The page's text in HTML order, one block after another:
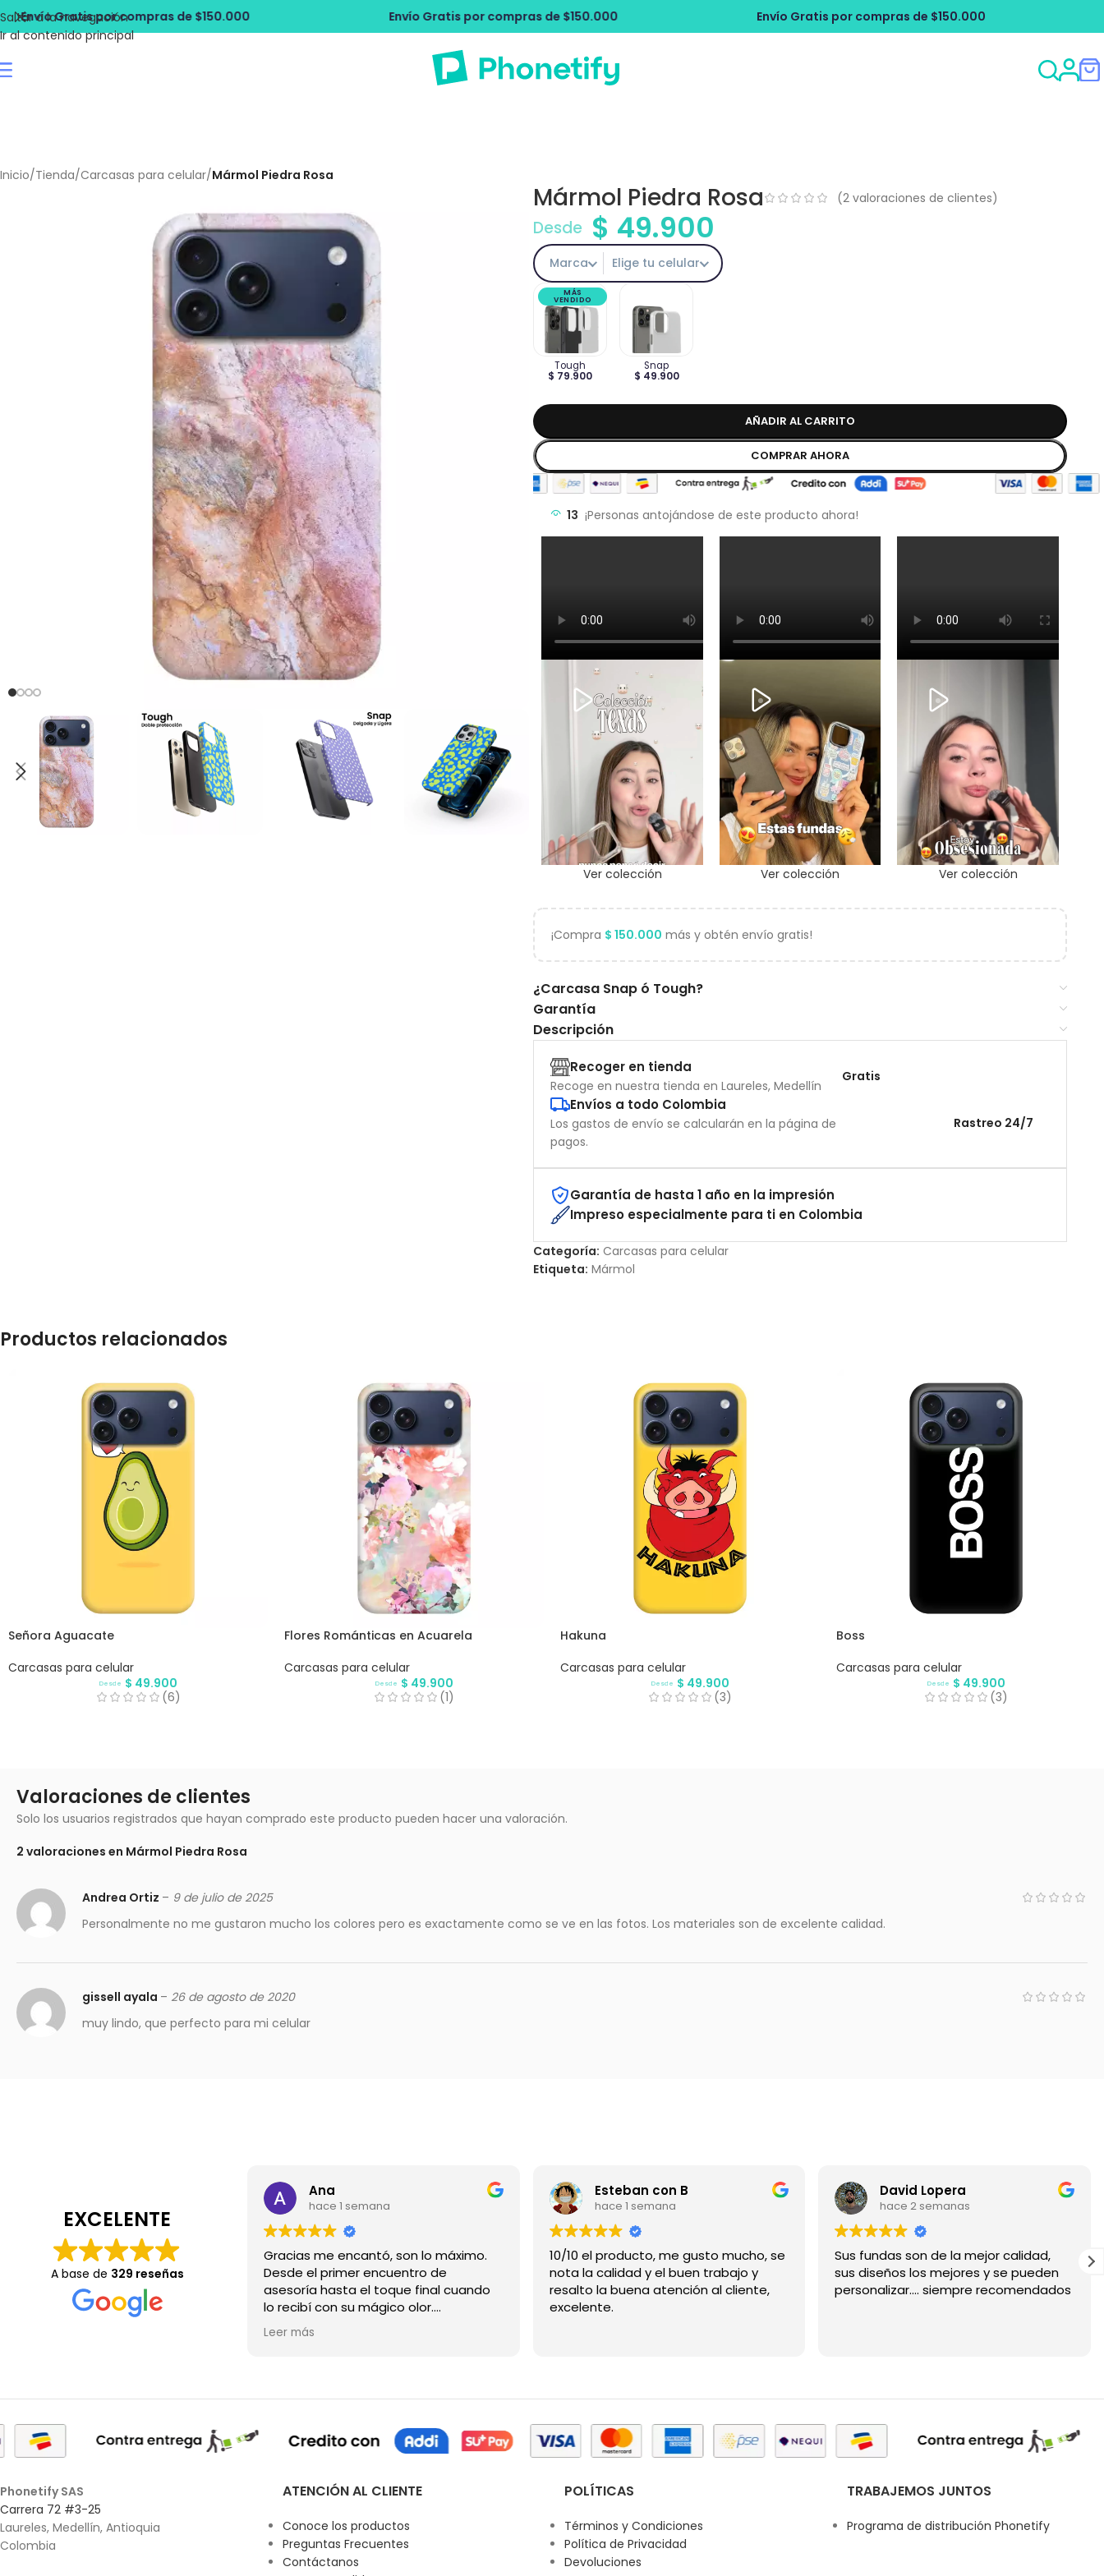
Saltar a la navegación
Ir al contenido principal
de $150.000 Envío Gratis por compras de $150.000 Envío Gratis por compras de $150.000
Inicio/Tienda/Carcasas para celular/Mármol Piedra Rosa
Mármol Piedra Rosa (2 valoraciones de clientes)
Desde $ 49.900
Marca Elige tu celular
Tough
$ 79.900
MÁS
VENDIDO
Snap
$ 49.900
AÑADIR AL CARRITO
COMPRAR AHORA
13 ¡Personas antojándose de este producto ahora!
Ver colección Ver colección Ver colección
¡Compra $ 150.000 más y obtén envío gratis!
¿Carcasa Snap ó Tough?
Garantía
Descripción
Recoger en tienda
Recoge en nuestra tienda en Laureles, Medellín
Gratis
Envíos a todo Colombia
Los gastos de envío se calcularán en la página de
pagos.
Rastreo 24/7
Garantía de hasta 1 año en la impresión
Impreso especialmente para ti en Colombia
Categoría: Carcasas para celular
Etiqueta: Mármol
Productos relacionados
Señora Aguacate
Carcasas para celular
Desde $ 49.900
(6)
Flores Románticas en Acuarela
Carcasas para celular
Desde $ 49.900
(1)
Hakuna
Carcasas para celular
Desde $ 49.900
(3)
Boss
Carcasas para celular
Desde $ 49.900
(3)
Valoraciones de clientes
2 valoraciones en Mármol Piedra Rosa
Andrea Ortiz – 9 de julio de 2025
Personalmente no me gustaron mucho los colores pero es exactamente como se ve en las fotos. Los materiales son de excelente calidad.
gissell ayala – 26 de agosto de 2020
muy lindo, que perfecto para mi celular
Solo los usuarios registrados que hayan comprado este producto pueden hacer una valoración.
EXCELENTE
A base de 329 reseñas
Ana
hace 1 semana
Gracias me encantó, son lo máximo.
Desde el primer encuentro de
asesoría hasta el toque final cuando
lo recibí con su mágico olor.
Wow.💖
Leer más
Esteban con B
hace 1 semana
10/10 el producto, me gusto mucho, se
nota la calidad y el buen trabajo y
resalto la buena atención al cliente,
excelente.
David Lopera
hace 2 semanas
Sus fundas son de la mejor calidad,
sus diseños los mejores y se pueden
personalizar.... siempre recomendados
Phonetify SAS
Carrera 72 #3-25
Laureles, Medellín, Antioquia
Colombia
ATENCIÓN AL CLIENTE
Conoce los productos
Preguntas Frecuentes
Contáctanos
POLÍTICAS
Términos y Condiciones
Política de Privacidad
Devoluciones
TRABAJEMOS JUNTOS
Programa de distribución Phonetify